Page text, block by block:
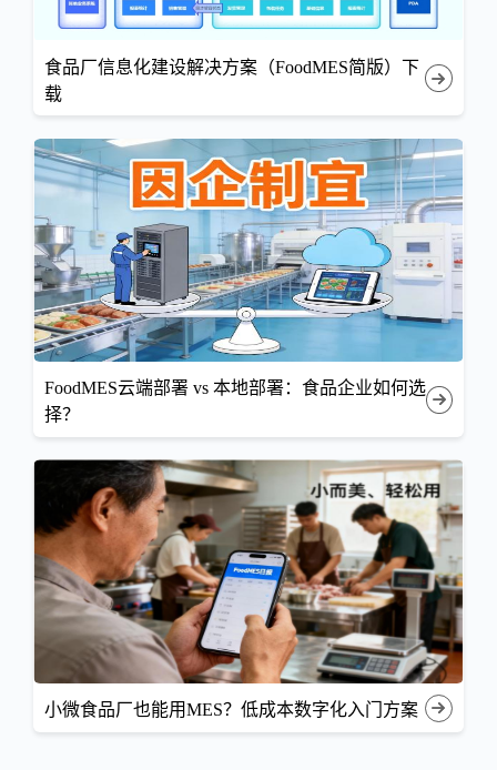
食品厂信息化建设解决方案（FoodMES简版）下
载
FoodMES云端部署 vs 本地部署：食品企业如何选
择？
小微食品厂也能用MES？低成本数字化入门方案